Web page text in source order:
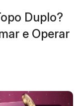
Duplo?
e Operar